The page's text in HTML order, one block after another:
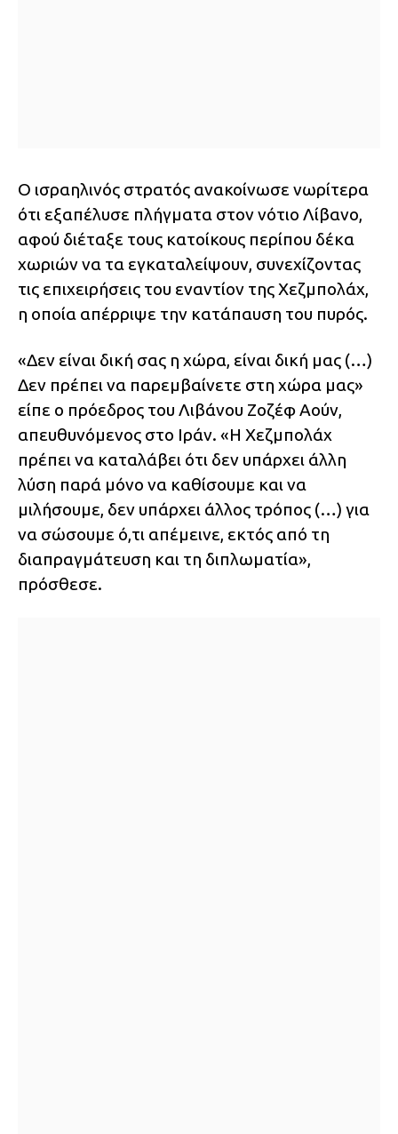
Ο ισραηλινός στρατός ανακοίνωσε νωρίτερα
ότι εξαπέλυσε πλήγματα στον νότιο Λίβανο,
αφού διέταξε τους κατοίκους περίπου δέκα
χωριών να τα εγκαταλείψουν, συνεχίζοντας
τις επιχειρήσεις του εναντίον της Χεζμπολάχ,
η οποία απέρριψε την κατάπαυση του πυρός.
«Δεν είναι δική σας η χώρα, είναι δική μας (…)
Δεν πρέπει να παρεμβαίνετε στη χώρα μας»
είπε ο πρόεδρος του Λιβάνου Ζοζέφ Αούν,
απευθυνόμενος στο Ιράν. «Η Χεζμπολάχ
πρέπει να καταλάβει ότι δεν υπάρχει άλλη
λύση παρά μόνο να καθίσουμε και να
μιλήσουμε, δεν υπάρχει άλλος τρόπος (…) για
να σώσουμε ό,τι απέμεινε, εκτός από τη
διαπραγμάτευση και τη διπλωματία»,
πρόσθεσε.